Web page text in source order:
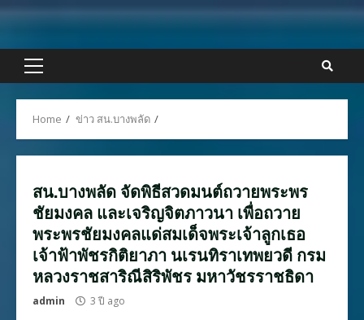
Skip
content
Primary
Home ข่าว สน.บางพลัด
สน.บางพลัด จัดพิธีสวดมนต์ถวายพระพร
ชัยมงคล และเจริญจิตภาวนา เพื่อถวาย
พระพรชัยมงคลแด่สมเด็จพระเจ้าลูกเธอ
เจ้าฟ้าพัชรกิติยาภา นเรนทิราเทพยวดี กรม
หลวงราชสาริณีสิริพัชร มหาวัชรราชธิดา
admin 3 ปี ago